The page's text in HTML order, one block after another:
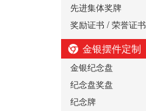
先进集体奖牌
奖励证书 / 荣誉证书
金银摆件定制
金银纪念盘
纪念盘奖盘
纪念牌